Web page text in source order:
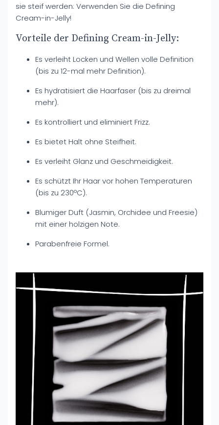
sie steif werden: Verwenden Sie die Defining
Cream-in-Jelly!
Vorteile der Defining Cream-in-Jelly:
Es verleiht Locken und Wellen volle Definition
(bis zu 12-mal mehr Definition).
Es hydratisiert die Haarfaser (bis zu dreimal
mehr).
Es kontrolliert und eliminiert Frizz.
Es bietet Halt ohne Steifheit.
Es verleiht Glanz und Geschmeidigkeit.
Es schützt Ihr Haar vor hohen Temperaturen
(bis zu 230ºC).
Blumiger Duft (Jasmin, Orchidee und Freesie)
mit einer holzigen Note.
Parabenfreie Formel.